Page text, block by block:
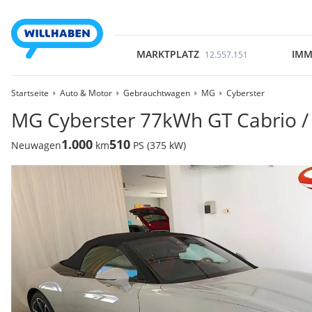
MARKTPLATZ 12.557.151
Startseite Auto & Motor Gebrauchtwagen MG Cyberster
MG Cyberster 77kWh GT Cabrio
Neuwagen1.000 km510 PS (375 kW)